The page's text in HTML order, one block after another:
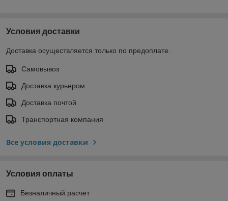
Условия доставки
Доставка осуществляется только по предоплате.
Самовывоз
Доставка курьером
Доставка почтой
Транспортная компания
Все условия доставки
Условия оплаты
Безналичный расчет